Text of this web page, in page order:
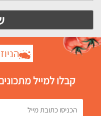
קבלו למייל